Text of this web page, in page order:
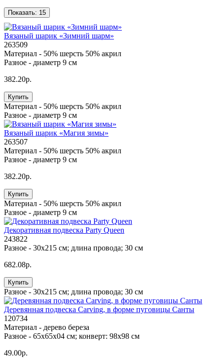
Показать: 15
Вязаный шарик «Зимний шарм»
263509
Материал - 50% шерсть 50% акрил
Разное - диаметр 9 см
382.20р.
Купить
Материал - 50% шерсть 50% акрил
Разное - диаметр 9 см
Вязаный шарик «Магия зимы»
263507
Материал - 50% шерсть 50% акрил
Разное - диаметр 9 см
382.20р.
Купить
Материал - 50% шерсть 50% акрил
Разное - диаметр 9 см
Декоративная подвеска Party Queen
243822
Разное - 30х215 см; длина провода; 30 см
682.08р.
Купить
Разное - 30х215 см; длина провода; 30 см
Деревянная подвеска Carving, в форме пуговицы Санты
120734
Материал - дерево береза
Разное - 65х65х04 см; конверт: 98х98 см
49.00р.